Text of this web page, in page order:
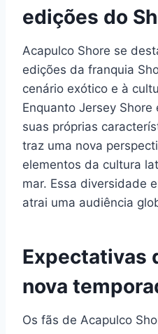
edições do
Acapulco Shore se
edições da franquia
cenário exótico e à
Enquanto Jersey
suas próprias
traz uma nova
elementos da cultura
mar. Essa diversidade
atrai uma audiência
Expectativas
nova
Os fãs de Acapulco